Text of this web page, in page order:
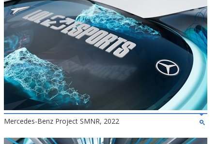
Mercedes-Benz Project SMNR, 2022